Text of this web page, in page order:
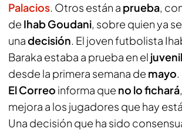
Palacios. Otros están a prueba,
de Ihab Goudani, sobre quien ya
unadecisión. El joven futbolista
Baraka estaba a prueba en el
desde la primera semana de mayo
El Correo informa que no lo fichará
mejora a los jugadores que hay
Una decisión que ha sido